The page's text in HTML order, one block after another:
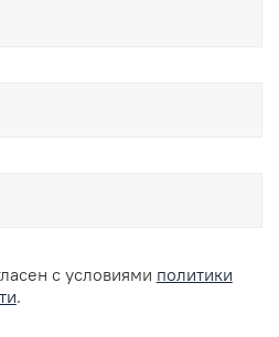
c условиями политики
.